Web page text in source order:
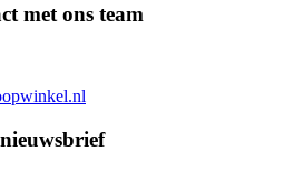
met ons team